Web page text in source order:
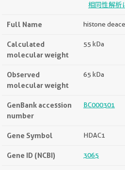
相同性解析
Full Name histone
Calculated
molecular weight
55 kDa
Observed
molecular weight
65 kDa
GenBank accession
number
BC000301
Gene Symbol HDAC1
Gene ID (NCBI) 3065